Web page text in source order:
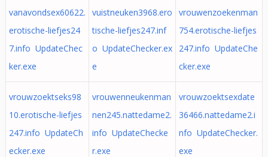
vanavondsex60622.
erotische-liefjes24
7.info UpdateChec
ker.exe
vuistneuken3968.ero
tische-liefjes247.inf
o UpdateChecker.ex
e
vrouwenzoekenman
754.erotische-liefjes
247.info UpdateChe
cker.exe
vrouwzoektseks98
10.erotische-liefjes
247.info UpdateCh
ecker.exe
vrouwenneukenman
nen245.nattedame2.
info UpdateChecke
r.exe
vrouwzoektsexdate
36466.nattedame2.i
nfo UpdateChecker.
exe